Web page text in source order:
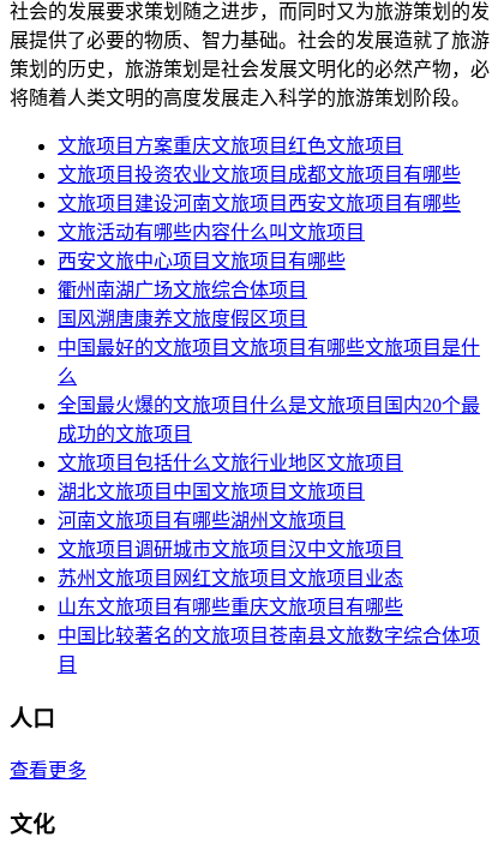
社会的发展要求策划随之进步，而同时又为旅游策划的发
展提供了必要的物质、智力基础。社会的发展造就了旅游
策划的历史，旅游策划是社会发展文明化的必然产物，必
将随着人类文明的高度发展走入科学的旅游策划阶段。
文旅项目方案重庆文旅项目红色文旅项目
文旅项目投资农业文旅项目成都文旅项目有哪些
文旅项目建设河南文旅项目西安文旅项目有哪些
文旅活动有哪些内容什么叫文旅项目
西安文旅中心项目文旅项目有哪些
衢州南湖广场文旅综合体项目
国风溯唐康养文旅度假区项目
中国最好的文旅项目文旅项目有哪些文旅项目是什
么
全国最火爆的文旅项目什么是文旅项目国内20个最
成功的文旅项目
文旅项目包括什么文旅行业地区文旅项目
湖北文旅项目中国文旅项目文旅项目
河南文旅项目有哪些湖州文旅项目
文旅项目调研城市文旅项目汉中文旅项目
苏州文旅项目网红文旅项目文旅项目业态
山东文旅项目有哪些重庆文旅项目有哪些
中国比较著名的文旅项目苍南县文旅数字综合体项
目
人口
查看更多
文化